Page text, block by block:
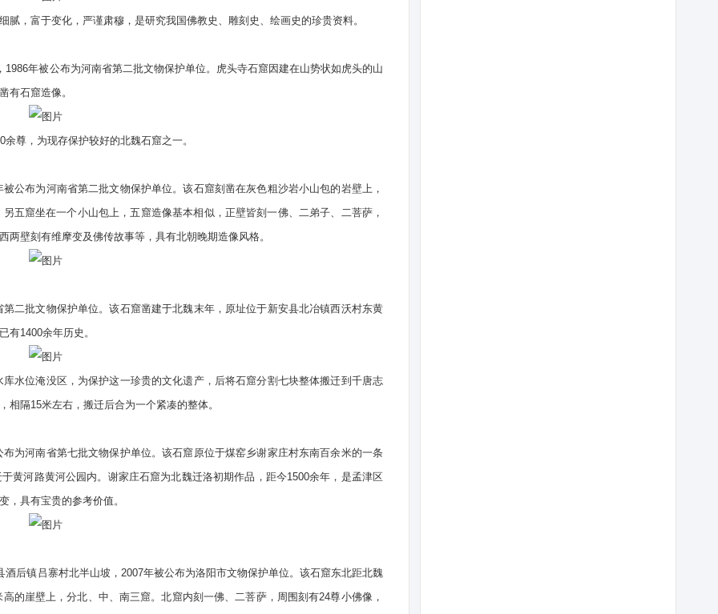
，富于变化，严谨肃穆，是研究我国佛教史、雕刻史、绘画史的珍贵资料。
年被公布为河南省第二批文物保护单位。虎头寺石窟因建在山势状如虎头的山
有石窟造像。
尊，为现存保护较好的北魏石窟之一。
布为河南省第二批文物保护单位。该石窟刻凿在灰色粗沙岩小山包的岩壁上，
五窟坐在一个小山包上，五窟造像基本相似，正壁皆刻一佛、二弟子、二菩萨，
壁刻有维摩变及佛传故事等，具有北朝晚期造像风格。
批文物保护单位。该石窟凿建于北魏末年，原址位于新安县北冶镇西沃村东黄
有1400余年历史。
位淹没区，为保护这一珍贵的文化遗产，后将石窟分割七块整体搬迁到千唐志
隔15米左右，搬迁后合为一个紧凑的整体。
河南省第七批文物保护单位。该石窟原位于煤窑乡谢家庄村东南百余米的一条
黄河路黄河公园内。谢家庄石窟为北魏迁洛初期作品，距今1500余年，是孟津区
，具有宝贵的参考价值。
镇吕寨村北半山坡，2007年被公布为洛阳市文物保护单位。该石窟东北距北魏
的崖壁上，分北、中、南三窟。北窟内刻一佛、二菩萨，周围刻有24尊小佛像，